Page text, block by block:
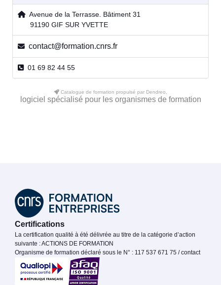
Avenue de la Terrasse. Bâtiment 31
91190 GIF SUR YVETTE
contact@formation.cnrs.fr
01 69 82 44 55
Catalogue de formation propulsé par Dendreo,
logiciel spécialisé pour les organismes de formation
Certifications
La certification qualité à été délivrée au titre de la catégorie d’action
suivante : ACTIONS DE FORMATION
Organisme de formation déclaré sous le N° : 117 537 671 75 / contact